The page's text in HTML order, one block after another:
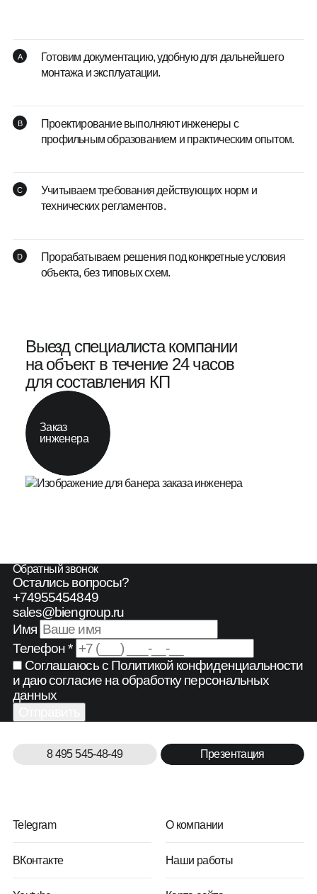
Готовим документацию, удобную для дальнейшего
монтажа и эксплуатации.
Проектирование выполняют инженеры с
профильным образованием и практическим опытом.
Учитываем требования действующих норм и
технических регламентов.
Прорабатываем решения под конкретные условия
объекта, без типовых схем.
Выезд специалиста компании
на объект в течение 24 часов
для составления КП
Заказ
инженера
Обратный звонок
Остались вопросы?
+74955454849
sales@biengroup.ru
Имя
Телефон *
Соглашаюсь с Политикой конфиденциальности
и даю согласие на обработку персональных
данных
8 495 545-48-49 Презентация
Telegram
ВКонтакте
О компании
Наши работы